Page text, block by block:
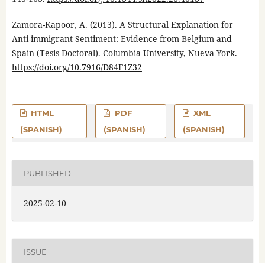
Zamora-Kapoor, A. (2013). A Structural Explanation for
Anti-immigrant Sentiment: Evidence from Belgium and
Spain (Tesis Doctoral). Columbia University, Nueva York.
https://doi.org/10.7916/D84F1Z32
HTML
(SPANISH)
PDF
(SPANISH)
XML
(SPANISH)
PUBLISHED
2025-02-10
ISSUE